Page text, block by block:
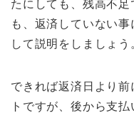
たにしても、残高不
も、返済していない
して説明をしましょう
できれば返済日より
トですが、後から支